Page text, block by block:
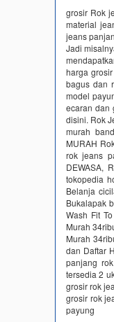
grosir Rok
material
jeans
Jadi
harga
bagus dan
model
ecaran dan
disini. Rok
murah
MURAH
rok jeans
DEWASA,
tokopedia
Belanja
Bukalapak
Wash Fit
Murah
Murah
dan Daftar
panjang
tersedia 2
grosir rok
grosir rok
payung